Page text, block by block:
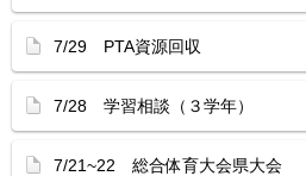
7/29 PTA資源回収
7/28 学習相談（３学年）
7/21~22 総合体育大会県大会